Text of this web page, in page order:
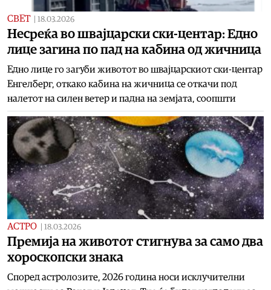
СВЕТ 18.03.2026
Несреќа во швајцарски ски-центар: Едно
лице загина по пад на кабина од жичница
Едно лице го загуби животот во швајцарскиот ски-центар
Енгелберг, откако кабина на жичница се откачи под
налетот на силен ветер и падна на земјата, соопшти
АСТРО 18.03.2026
Премија на животот стигнува за само два
хороскопски знака
Според астролозите, 2026 година носи исклучителни